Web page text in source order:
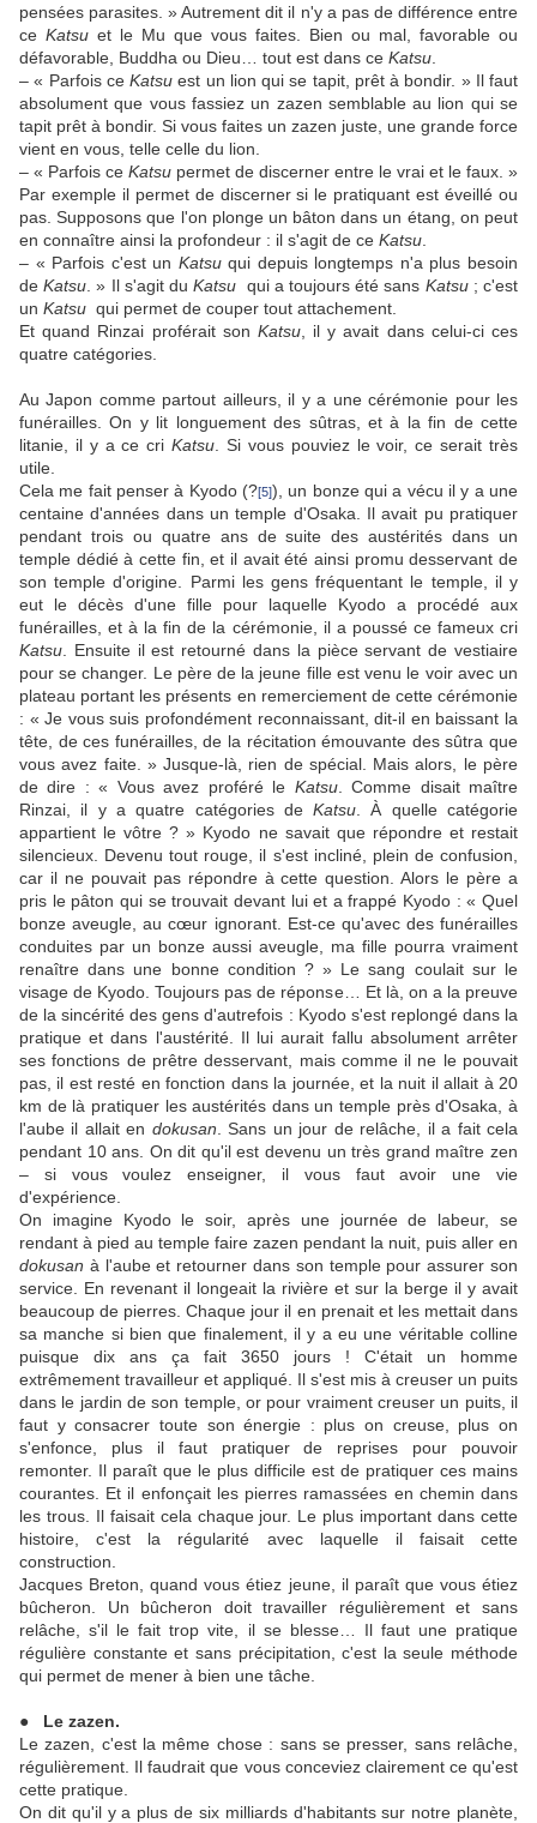
pensées parasites. » Autrement dit il n'y a pas de différence entre
ce Katsu et le Mu que vous faites. Bien ou mal, favorable ou
défavorable, Buddha ou Dieu… tout est dans ce Katsu
– « Parfois ce Katsu est un lion qui se tapit, prêt à bondir. » Il faut
absolument que vous fassiez un zazen semblable au lion qui se
tapit prêt à bondir. Si vous faites un zazen juste, une grande force
vient en vous, telle celle du lion.
– « Parfois ce Katsu permet de discerner entre le vrai et le faux. »
Par exemple il permet de discerner si le pratiquant est éveillé ou
pas. Supposons que l'on plonge un bâton dans un étang, on peut
en connaître ainsi la profondeur : il s'agit de ce Katsu
– « Parfois c'est un Katsuqui depuis longtemps n'a plus besoin
deKatsu . » Il s'agit duKatsu qui a toujours été sans Katsu ; c'est
un Katsu qui permet de couper tout attachement.
Et quand Rinzai proférait son Katsu, il y avait dans celui-ci ces
quatre catégories.
Au Japon comme partout ailleurs, il y a une cérémonie pour les
funérailles. On y lit longuement des sûtras, et à la fin de cette
litanie, il y a ce criKatsu . Si vous pouviez le voir, ce serait très
utile.
Cela me fait penser à Kyodo (?[5]), un bonze qui a vécu il y a une
centaine d'années dans un temple d'Osaka. Il avait pu pratiquer
pendant trois ou quatre ans de suite des austérités dans un
temple dédié à cette fin, et il avait été ainsi promu desservant de
son temple d'origine. Parmi les gens fréquentant le temple, il y
eut le décès d'une fille pour laquelle Kyodo a procédé aux
funérailles, et à la fin de la cérémonie, il a poussé ce fameux cri
Katsu . Ensuite il est retourné dans la pièce servant de vestiaire
pour se changer. Le père de la jeune fille est venu le voir avec un
plateau portant les présents en remerciement de cette cérémonie
: « Je vous suis profondément reconnaissant, dit-il en baissant la
tête, de ces funérailles, de la récitation émouvante des sûtra que
vous avez faite. » Jusque-là, rien de spécial. Mais alors, le père
de dire : « Vous avez proféré le Katsu. Comme disait maître
Rinzai, il y a quatre catégories deKatsu . À quelle catégorie
appartient le vôtre ? » Kyodo ne savait que répondre et restait
silencieux. Devenu tout rouge, il s'est incliné, plein de confusion,
car il ne pouvait pas répondre à cette question. Alors le père a
pris le pâton qui se trouvait devant lui et a frappé Kyodo : « Quel
bonze aveugle, au cœur ignorant. Est-ce qu'avec des funérailles
conduites par un bonze aussi aveugle, ma fille pourra vraiment
renaître dans une bonne condition ? » Le sang coulait sur le
visage de Kyodo. Toujours pas de réponse… Et là, on a la preuve
de la sincérité des gens d'autrefois : Kyodo s'est replongé dans la
pratique et dans l'austérité. Il lui aurait fallu absolument arrêter
ses fonctions de prêtre desservant, mais comme il ne le pouvait
pas, il est resté en fonction dans la journée, et la nuit il allait à 20
km de là pratiquer les austérités dans un temple près d'Osaka, à
l'aube il allait en dokusan . Sans un jour de relâche, il a fait cela
pendant 10 ans. On dit qu'il est devenu un très grand maître zen
– si vous voulez enseigner, il vous faut avoir une vie
d'expérience.
On imagine Kyodo le soir, après une journée de labeur, se
rendant à pied au temple faire zazen pendant la nuit, puis aller en
dokusan à l'aube et retourner dans son temple pour assurer son
service. En revenant il longeait la rivière et sur la berge il y avait
beaucoup de pierres. Chaque jour il en prenait et les mettait dans
sa manche si bien que finalement, il y a eu une véritable colline
puisque dix ans ça fait 3650 jours ! C'était un homme
extrêmement travailleur et appliqué. Il s'est mis à creuser un puits
dans le jardin de son temple, or pour vraiment creuser un puits, il
faut y consacrer toute son énergie : plus on creuse, plus on
s'enfonce, plus il faut pratiquer de reprises pour pouvoir
remonter. Il paraît que le plus difficile est de pratiquer ces mains
courantes. Et il enfonçait les pierres ramassées en chemin dans
les trous. Il faisait cela chaque jour. Le plus important dans cette
histoire, c'est la régularité avec laquelle il faisait cette
construction.
Jacques Breton, quand vous étiez jeune, il paraît que vous étiez
bûcheron. Un bûcheron doit travailler régulièrement et sans
relâche, s'il le fait trop vite, il se blesse… Il faut une pratique
régulière constante et sans précipitation, c'est la seule méthode
qui permet de mener à bien une tâche.
● Le zazen.
Le zazen, c'est la même chose : sans se presser, sans relâche,
régulièrement. Il faudrait que vous conceviez clairement ce qu'est
cette pratique.
On dit qu'il y a plus de six milliards d'habitants sur notre planète,